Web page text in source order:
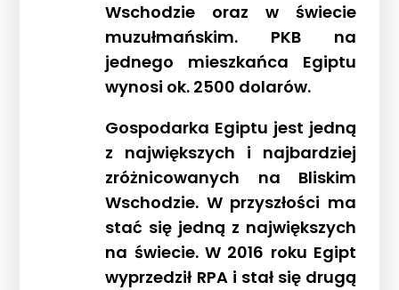
Galeria
Blog
DAN
Wschodzie oraz w świecie
muzułmańskim. PKB na
jednego mieszkańca Egiptu
wynosi ok. 2500 dolarów.
Gospodarka Egiptu jest jedną
z największych i najbardziej
zróżnicowanych na Bliskim
Wschodzie. W przyszłości ma
stać się jedną z największych
na świecie. W 2016 roku Egipt
wyprzedził RPA i stał się drugą